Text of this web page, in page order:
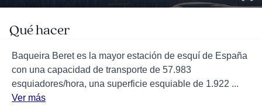
Qué hacer
Baqueira Beret es la mayor estación de esquí de España
con una capacidad de transporte de 57.983
esquiadores/hora, una superficie esquiable de 1.922 ...
Ver más